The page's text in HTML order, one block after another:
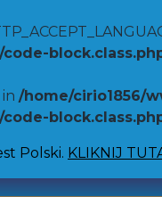
/home/cirio1856/
Polski. KLIKNIJ